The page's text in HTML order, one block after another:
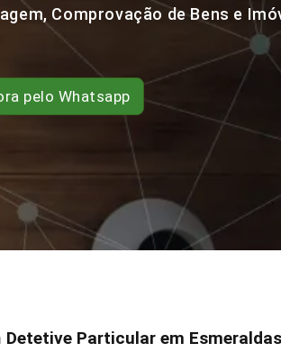
Comprovação de Bens e
pelo Whatsapp
Detetive Particular em